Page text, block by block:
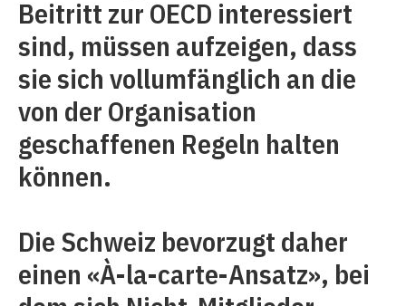
Beitritt zur OECD interessiert
sind, müssen aufzeigen, dass
sie sich vollumfänglich an die
von der Organisation
geschaffenen Regeln halten
können.
Die Schweiz bevorzugt daher
einen «À-la-carte-Ansatz», bei